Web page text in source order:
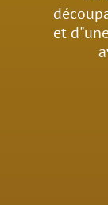
et